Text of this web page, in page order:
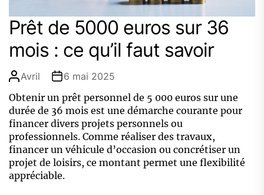
Prêt de 5000 euros sur 36
mois : ce qu’il faut savoir
Avril
6 mai 2025
Obtenir un prêt personnel de 5 000 euros sur une
durée de 36 mois est une démarche courante pour
financer divers projets personnels ou
professionnels. Comme réaliser des travaux,
financer un véhicule d’occasion ou concrétiser un
projet de loisirs, ce montant permet une flexibilité
appréciable.